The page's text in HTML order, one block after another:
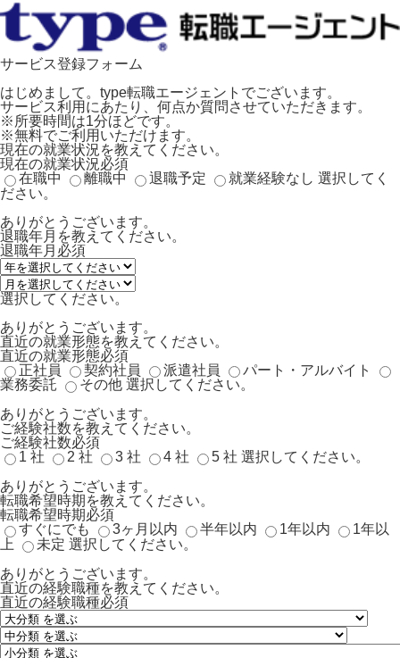
サービス登録フォーム
はじめまして。type転職エージェントでございます。
サービス利用にあたり、何点か質問させていただきます。
※所要時間は1分ほどです。
※無料でご利用いただけます。
現在の就業状況を教えてください。
現在の就業状況必須
在職中
離職中 退職予定 就業経験なし 選択してく
ださい。
ありがとうございます。
退職年月を教えてください。
退職年月 必須
選択してください。
ありがとうございます。
直近の就業形態を教えてください。
直近の就業形態必須
正社員
契約社員 派遣社員
パート・アルバイト
業務委託
その他 選択してください。
ありがとうございます。
ご経験社数を教えてください。
ご経験社数必須
1 社
2 社 3 社 4 社 5 社 選択してください。
ありがとうございます。
転職希望時期を教えてください。
転職希望時期必須
すぐにでも
3ヶ月以内 半年以内 1年以内
1年以
上
未定 選択してください。
ありがとうございます。
直近の経験職種を教えてください。
直近の経験職種必須